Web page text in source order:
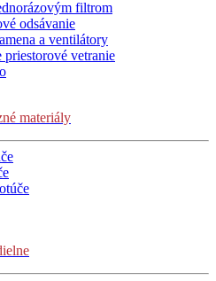
filtrom
odsávanie
a ventilátory
priestorové vetranie
materiály